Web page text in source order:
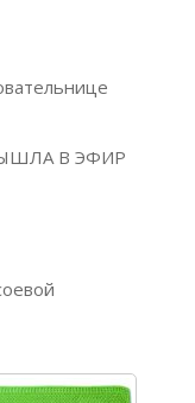
В ЭФИР